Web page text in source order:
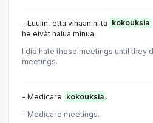
- Luulin, että vihaan niitä kokouksia
he eivät halua minua.
I did hate those meetings until they
meetings.
- Medicare kokouksia .
- Medicare meetings.